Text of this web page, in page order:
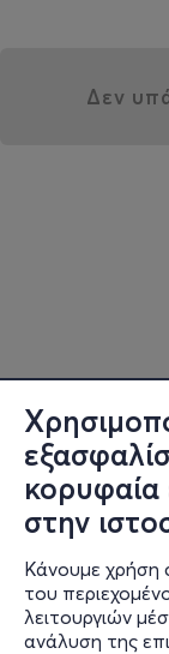
κορυφαία
στην
Κάνουμε χρήση
του
λειτουργιών
ανάλυση της
Δεν